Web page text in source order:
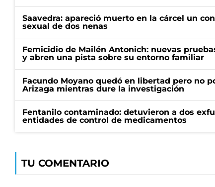
Saavedra: apareció muerto en la cárcel un
sexual de dos nenas
Femicidio de Mailén Antonich: nuevas
y abren una pista sobre su entorno familiar
Facundo Moyano quedó en libertad pero no
Arizaga mientras dure la investigación
Fentanilo contaminado: detuvieron a dos
entidades de control de medicamentos
TU COMENTARIO